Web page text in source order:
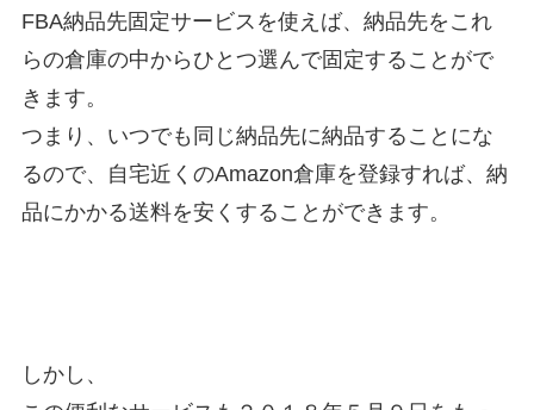
FBA納品先固定サービスを使えば、納品先をこれ
らの倉庫の中からひとつ選んで固定することがで
きます。
つまり、いつでも同じ納品先に納品することにな
るので、自宅近くのAmazon倉庫を登録すれば、納
品にかかる送料を安くすることができます。
しかし、